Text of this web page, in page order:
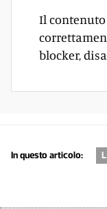
Il
blocker,
In questo articolo: